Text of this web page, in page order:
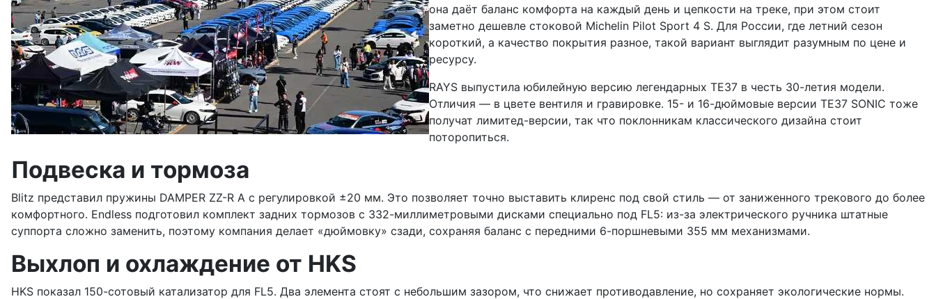
она даёт баланс комфорта на каждый день и цепкости на треке, при этом стоит
заметно дешевле стоковой Michelin Pilot Sport 4 S. Для России, где летний сезон
короткий, а качество покрытия разное, такой вариант выглядит разумным по цене и
ресурсу.
RAYS выпустила юбилейную версию легендарных TE37 в честь 30-летия модели.
Отличия — в цвете вентиля и гравировке. 15- и 16-дюймовые версии TE37 SONIC тоже
получат лимитед-версии, так что поклонникам классического дизайна стоит
поторопиться.
Подвеска и тормоза
Blitz представил пружины DAMPER ZZ-R A с регулировкой ±20 мм. Это позволяет точно выставить клиренс под свой стиль — от заниженного трекового до более
комфортного. Endless подготовил комплект задних тормозов с 332-миллиметровыми дисками специально под FL5: из-за электрического ручника штатные
суппорта сложно заменить, поэтому компания делает «дюймовку» сзади, сохраняя баланс с передними 6-поршневыми 355 мм механизмами.
Выхлоп и охлаждение от HKS
HKS показал 150-сотовый катализатор для FL5. Два элемента стоят с небольшим зазором, что снижает противодавление, но сохраняет экологические нормы.